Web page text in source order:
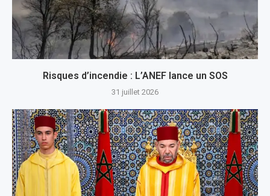
Risques d’incendie : L’ANEF lance un SOS
31 juillet 2026